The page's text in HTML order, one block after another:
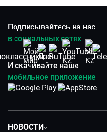
Подписывайтесь на нас
в социальных сетях
И скачивайте наше
мобильное приложение
НОВОСТИ